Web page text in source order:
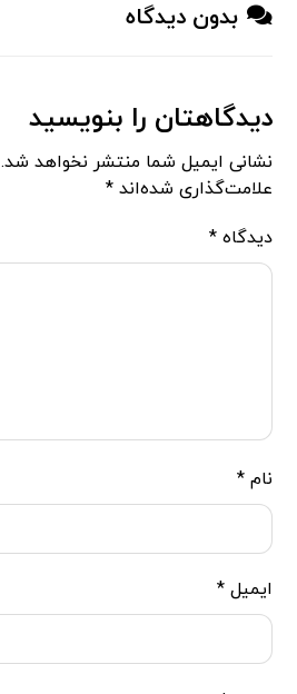
بدون دیدگاه
دیدگاهتان را بنویسید
نشانی ایمیل شما منتشر نخواهد شد.
علامت‌گذاری شده‌اند*
دیدگاه*
نام*
ایمیل*